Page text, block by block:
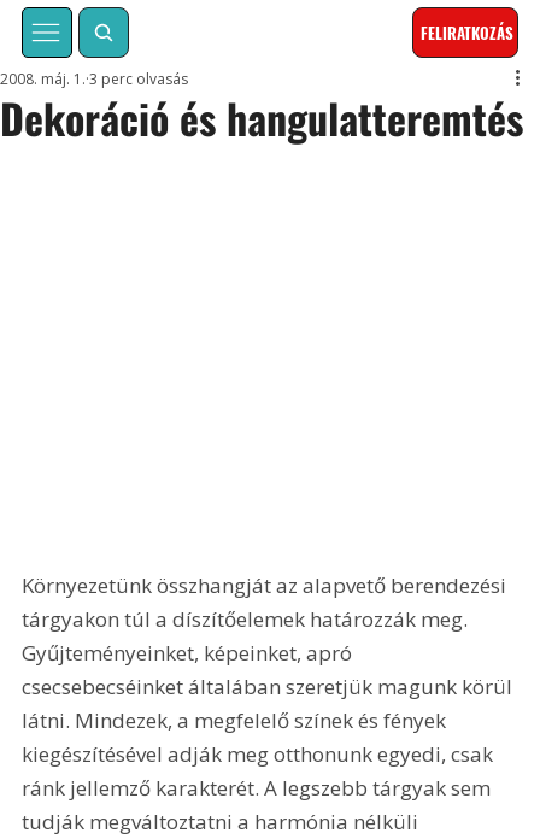
FELIRATKOZÁS
Dekoráció és hangulatteremtés
2008. máj. 1. 3 perc olvasás
Környezetünk összhangját az alapvető berendezési
tárgyakon túl a díszítőelemek határozzák meg.
Gyűjteményeinket, képeinket, apró
csecsebecséinket általában szeretjük magunk körül
látni. Mindezek, a megfelelő színek és fények
kiegészítésével adják meg otthonunk egyedi, csak
ránk jellemző karakterét. A legszebb tárgyak sem
tudják megváltoztatni a harmónia nélküli